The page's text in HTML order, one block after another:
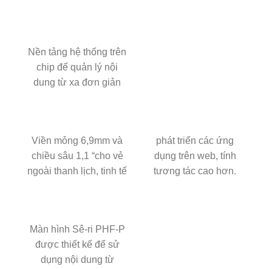
Nền tảng hệ thống trên
chip để quản lý nội
dung từ xa đơn giản
Viền mỏng 6,9mm và
chiều sâu 1,1 “cho vẻ
ngoài thanh lịch, tinh tế
phát triển các ứng
dụng trên web, tính
tương tác cao hơn.
Màn hình Sê-ri PHF-P
được thiết kế để sử
dụng nội dung từ